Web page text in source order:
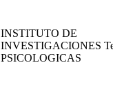
INSTITUTO DE
INVESTIGACIONES
PSICOLOGICAS